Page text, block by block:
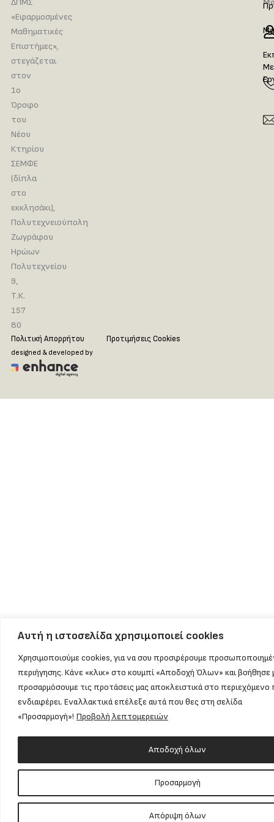
Αυτή η ιστοσελίδα χρησιμοποιεί cookies
Χρησιμοποιούμε cookies, για να σου προσφέρουμε
περιήγησης. Κάνε «κλικ» στο κουμπί «Αποδοχή Όλων» και βοήθησε
προσαρμόσουμε τις προτάσεις μας αποκλειστικά στο περιεχόμενο
ενδιαφέρει. Εναλλακτικά επέλεξε αυτά που θες στη σελίδα
«Προσαρμογή»! Προβολή λεπτομερειών
Προσαρμογή
Απόριψη όλων
Αποδοχή όλων
«Εφαρμοσμένες
Μαθηματικές
Επιστήμες»,
στεγάζεται
στον
1ο
Όροφο
του
Νέου
Κτηρίου
ΣΕΜΦΕ
(δίπλα
στο
εκκλησάκι),
Πολυτεχνειούπολη
Ζωγράφου
Ηρώων
Πολυτεχνείου
9,
Τ.Κ.
157
80
Πολιτική Απορρήτου Προτιμήσεις Cookies
designed & developed by